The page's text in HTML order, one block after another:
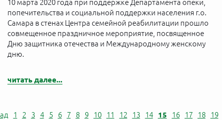
10 марта 2020 года при поддержке Департамента опеки,
попечительства и социальной поддержки населения г.о.
Самара в стенах Центра семейной реабилитации прошло
совмещенное праздничное мероприятие, посвященное
Дню защитника отечества и Международному женскому
дню.
читать далее...
1 2 3 4 5 6 7 8 9 10 11 12 13 14 15 16 17 18 19